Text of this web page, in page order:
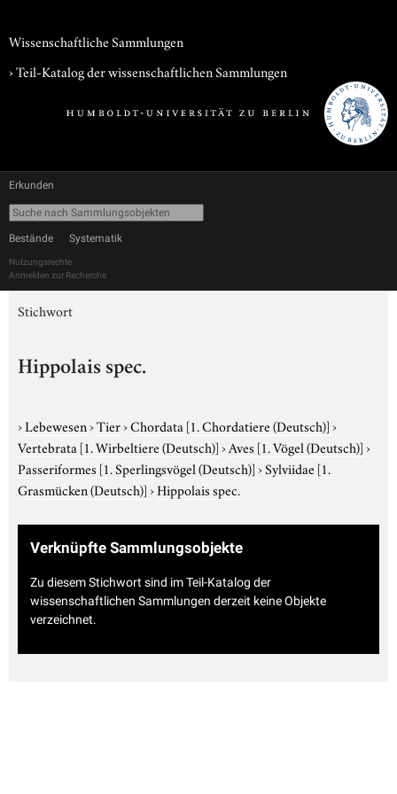
Wissenschaftliche Sammlungen
› Teil-Katalog der wissenschaftlichen Sammlungen
Erkunden
Bestände Systematik
Nutzungsrechte
Anmelden zur Recherche
Stichwort
Hippolais spec.
›Lebewesen›Tier›Chordata [1. Chordatiere (Deutsch)]›
Vertebrata [1. Wirbeltiere (Deutsch)]›Aves [1. Vögel (Deutsch)]›
Passeriformes [1. Sperlingsvögel (Deutsch)]›Sylviidae [1.
Grasmücken (Deutsch)]›Hippolais spec.
Verknüpfte Sammlungsobjekte
Zu diesem Stichwort sind im Teil-Katalog der
wissenschaftlichen Sammlungen derzeit keine Objekte
verzeichnet.